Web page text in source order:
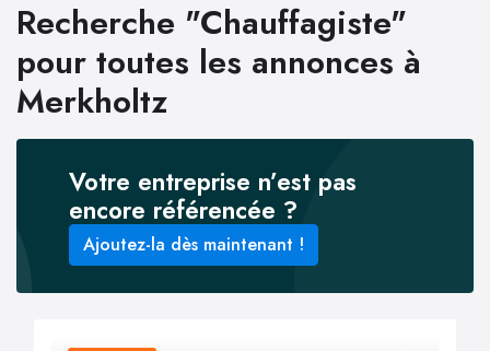
Recherche "Chauffagiste"
pour toutes les annonces à
Merkholtz
Votre entreprise n’est pas
encore référencée ?
Ajoutez-la dès maintenant !